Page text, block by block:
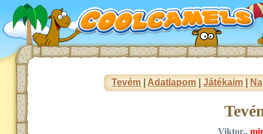
Tevém Adatlapom |Játékaim
Viktor.,